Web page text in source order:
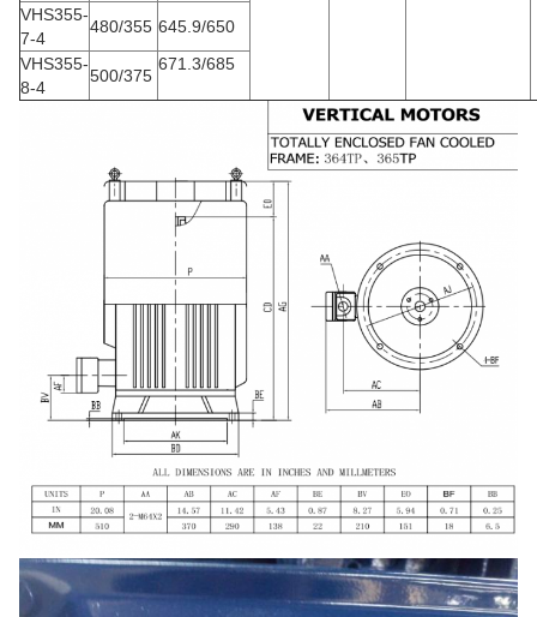
VHS355-
7-4
480/355 645.9/650
VHS355-
8-4
500/375
671.3/685